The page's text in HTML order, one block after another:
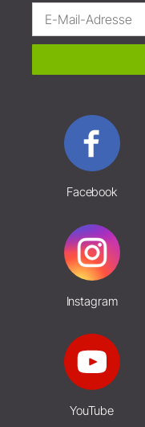
Facebook
Instagram
YouTube